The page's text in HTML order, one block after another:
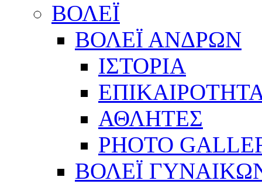
ΒΟΛΕΪ
ΒΟΛΕΪ ΑΝΔΡΩΝ
ΙΣΤΟΡΙΑ
ΑΘΛΗΤΕΣ
PHOTO
ΒΟΛΕΪ